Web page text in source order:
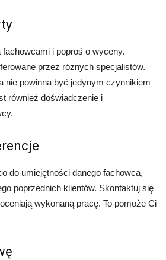
i poproś o wyceny.
przez różnych specjalistów.
nie powinna być jedynym czynnikiem
również doświadczenie i
do umiejętności danego fachowca,
poprzednich klientów. Skontaktuj się
wykonaną pracę. To pomoże Ci